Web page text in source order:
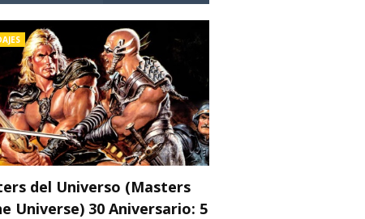
del Universo (Masters
Universe) 30 Aniversario: 5